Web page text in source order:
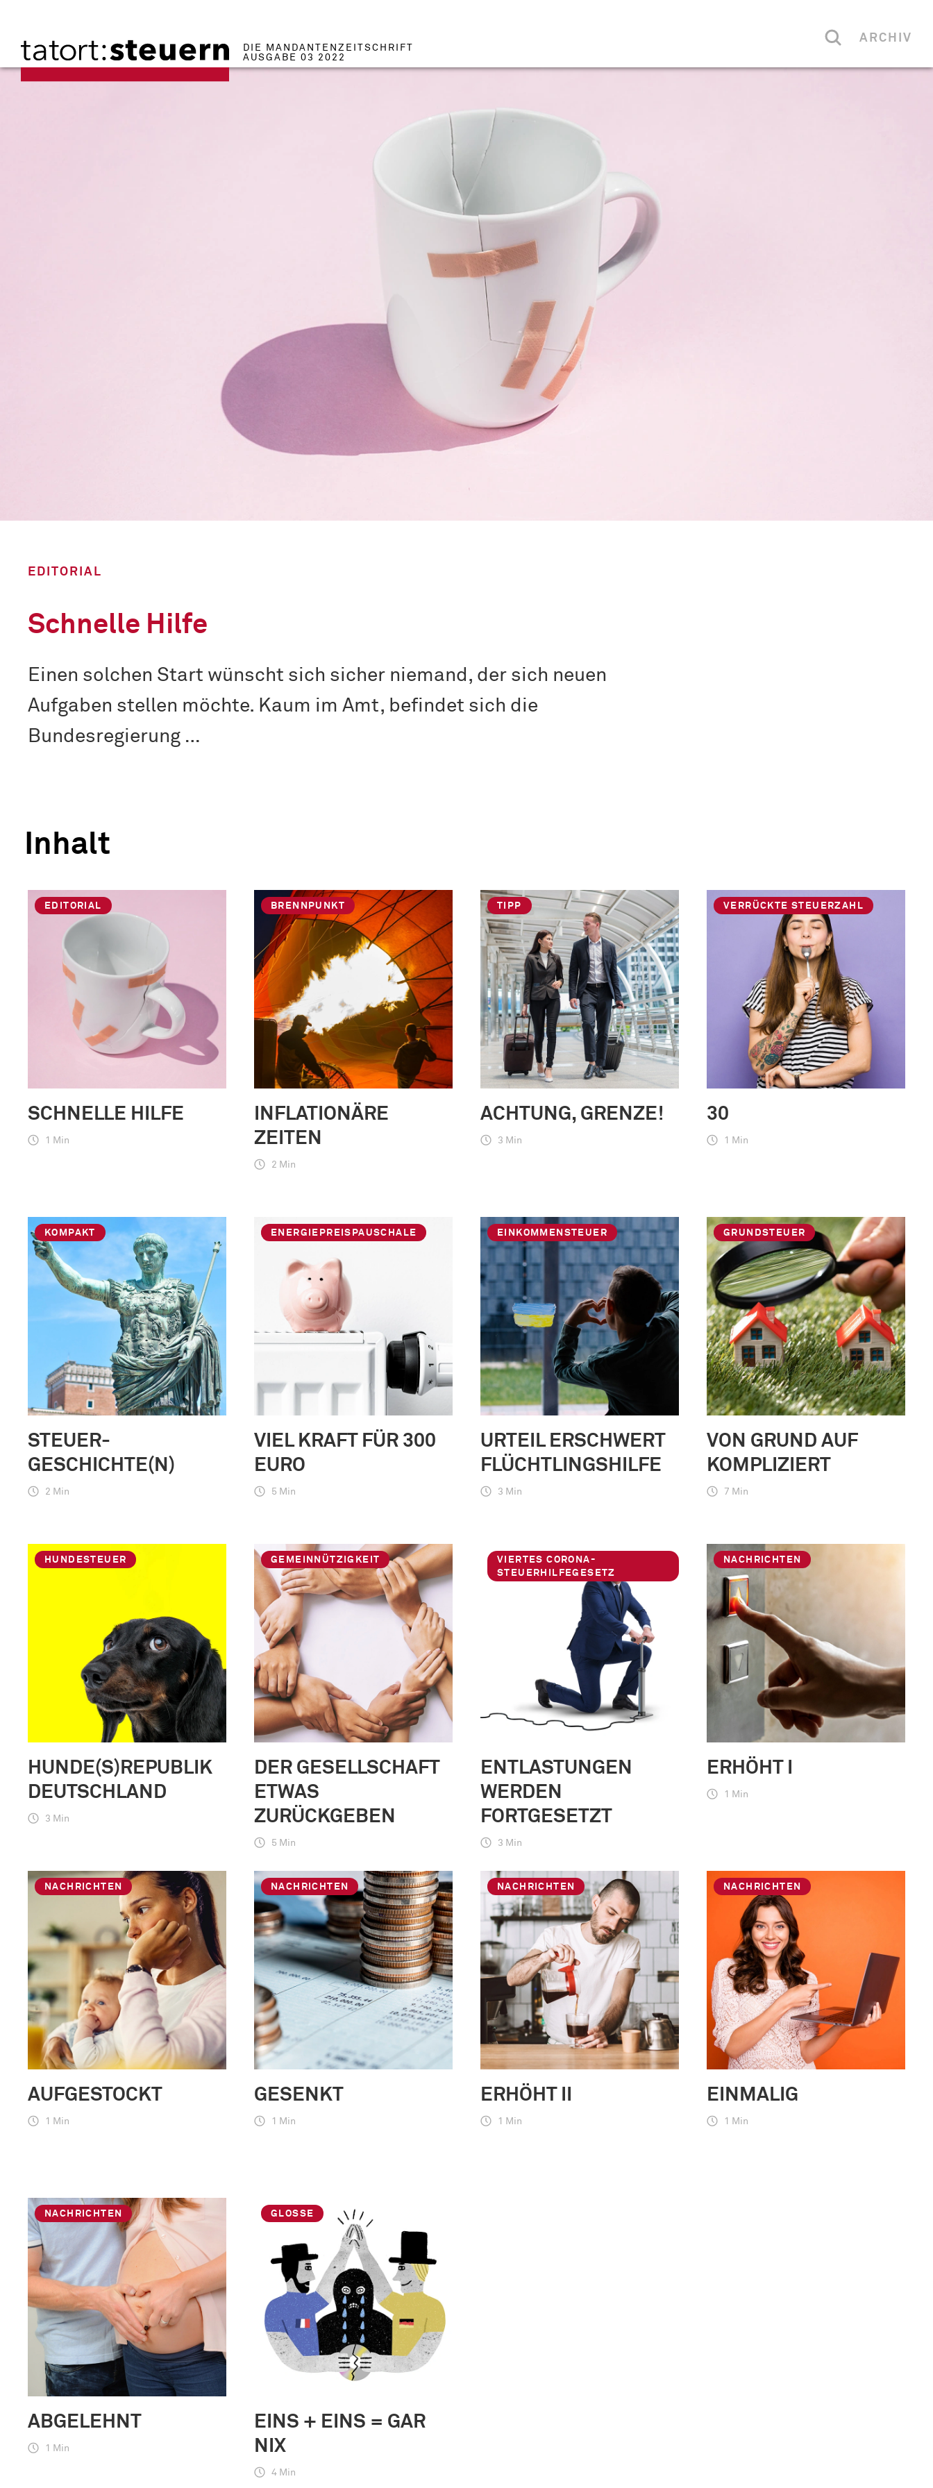
DIE MANDANTENZEITSCHRIFT
AUSGABE 03 2022
ARCHIV
EDITORIAL
Schnelle Hilfe
Einen solchen Start wünscht sich sicher niemand, der sich neuen
Aufgaben stellen möchte. Kaum im Amt, befindet sich die
Bundesregierung …
Inhalt
EDITORIAL
SCHNELLE HILFE
1 Min
BRENNPUNKT
INFLATIONÄRE
ZEITEN
2 Min
TIPP
ACHTUNG, GRENZE!
3 Min
VERRÜCKTE STEUERZAHL
30
1 Min
KOMPAKT
STEUER-
GESCHICHTE(N)
2 Min
ENERGIEPREISPAUSCHALE
VIEL KRAFT FÜR 300
EURO
5 Min
EINKOMMENSTEUER
URTEIL ERSCHWERT
FLÜCHTLINGSHILFE
3 Min
GRUNDSTEUER
VON GRUND AUF
KOMPLIZIERT
7 Min
HUNDESTEUER
HUNDE(S)REPUBLIK
DEUTSCHLAND
3 Min
GEMEINNÜTZIGKEIT
DER GESELLSCHAFT
ETWAS
ZURÜCKGEBEN
5 Min
VIERTES CORONA-
STEUERHILFEGESETZ
ENTLASTUNGEN
WERDEN
FORTGESETZT
3 Min
NACHRICHTEN
ERHÖHT I
1 Min
NACHRICHTEN
AUFGESTOCKT
1 Min
NACHRICHTEN
GESENKT
1 Min
NACHRICHTEN
ERHÖHT II
1 Min
NACHRICHTEN
EINMALIG
1 Min
NACHRICHTEN
ABGELEHNT
1 Min
GLOSSE
EINS + EINS = GAR
NIX
4 Min